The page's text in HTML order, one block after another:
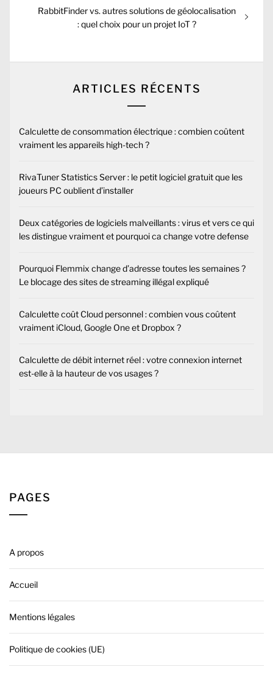
Next
RabbitFinder vs. autres solutions de géolocalisation
: quel choix pour un projet IoT ?
ARTICLES RÉCENTS
Calculette de consommation électrique : combien coûtent
vraiment les appareils high-tech ?
RivaTuner Statistics Server : le petit logiciel gratuit que les
joueurs PC oublient d’installer
Deux catégories de logiciels malveillants : virus et vers ce qui
les distingue vraiment et pourquoi ca change votre defense
Pourquoi Flemmix change d’adresse toutes les semaines ?
Le blocage des sites de streaming illégal expliqué
Calculette coût Cloud personnel : combien vous coûtent
vraiment iCloud, Google One et Dropbox ?
Calculette de débit internet réel : votre connexion internet
est-elle à la hauteur de vos usages ?
PAGES
A propos
Accueil
Mentions légales
Politique de cookies (UE)